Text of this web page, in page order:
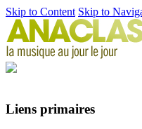
Skip to Content Skip to
Liens primaires